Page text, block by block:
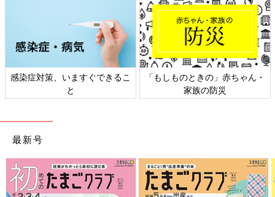
日本外来小児科学会リーフレッ
ト検討会
六星占術 細木かおりさんの人生
相談
最新号